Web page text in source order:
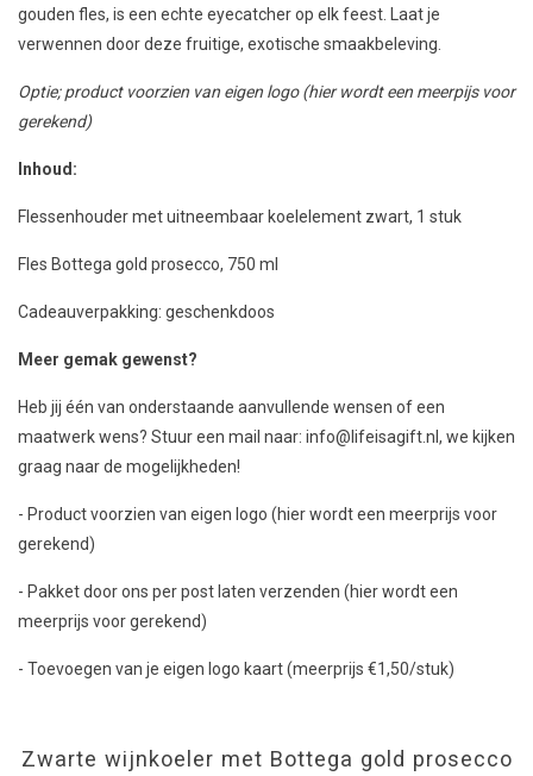
gouden fles, is een echte eyecatcher op elk feest. Laat je
verwennen door deze fruitige, exotische smaakbeleving.
Optie; product voorzien van eigen logo (hier wordt een meerpijs voor
gerekend)
Inhoud:
Flessenhouder met uitneembaar koelelement zwart, 1 stuk
Fles Bottega gold prosecco, 750 ml
Cadeauverpakking: geschenkdoos
Meer gemak gewenst?
Heb jij één van onderstaande aanvullende wensen of een
maatwerk wens? Stuur een mail naar: info@lifeisagift.nl , we kijken
graag naar de mogelijkheden!
- Product voorzien van eigen logo (hier wordt een meerprijs voor
gerekend)
- Pakket door ons per post laten verzenden (hier wordt een
meerprijs voor gerekend)
- Toevoegen van je eigen logo kaart (meerprijs €1,50/stuk)
Zwarte wijnkoeler met Bottega gold prosecco